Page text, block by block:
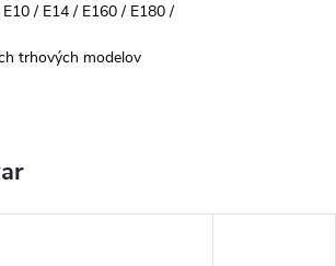
/ E14 / E160 / E180 /
trhových modelov